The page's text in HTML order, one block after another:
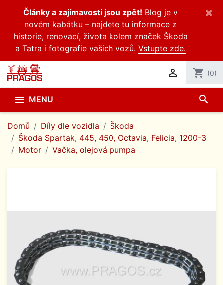
Články a zajímavosti jsou zpět! Blog je v
novém kabátku – najdete tu informace z
historie, renovací, života kolem značek Škoda
a Tatra i fotografie vašich vozů. Vstupte zde.
×
 shopping_cart (0)
 MENU search
Domů Díly dle vozidla
Škoda
Škoda Spartak, 445, 450, Octavia, Felicia, 1200-3
Motor
Vačka, olejová pumpa